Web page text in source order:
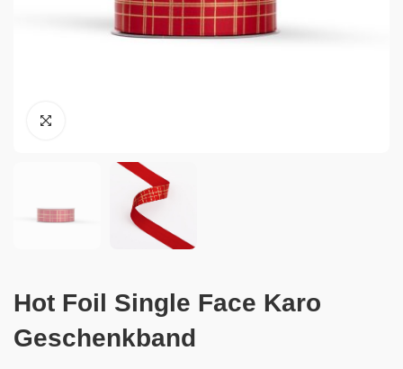
Hot Foil Single Face Karo
Geschenkband